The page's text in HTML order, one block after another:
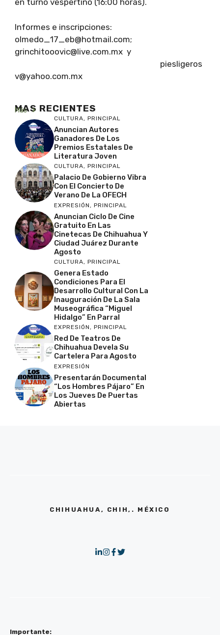
en turno vespertino (16:00 horas).
Informes e inscripciones:
olmedo_17_eb@hotmail.com;
grinchitooovic@live.com.mx y
piesligeros
v@yahoo.com.mx
MAS RECIENTES
Más
CULTURA, PRINCIPAL
Anuncian Autores
Ganadores De Los
Premios Estatales De
Literatura Joven
CULTURA, PRINCIPAL
Palacio De Gobierno Vibra
Con El Concierto De
Verano De La OFECH
EXPRESIÓN, PRINCIPAL
Anuncian Ciclo De Cine
Gratuito En Las
Cinetecas De Chihuahua Y
Ciudad Juárez Durante
Agosto
CULTURA, PRINCIPAL
Genera Estado
Condiciones Para El
Desarrollo Cultural Con La
Inauguración De La Sala
Museográfica “Miguel
Hidalgo” En Parral
EXPRESIÓN, PRINCIPAL
Red De Teatros De
Chihuahua Devela Su
Cartelera Para Agosto
EXPRESIÓN
Presentarán Documental
“Los Hombres Pájaro” En
Los Jueves De Puertas
Abiertas
CHIHUAHUA, CHIH,. MÉXICO
Importante: